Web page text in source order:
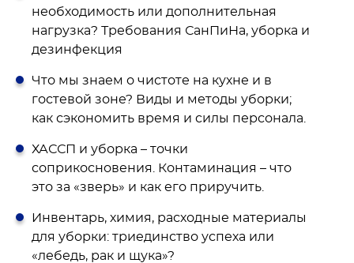
необходимость или дополнительная
нагрузка? Требования СанПиНа, уборка и
дезинфекция
Что мы знаем о чистоте на кухне и в
гостевой зоне? Виды и методы уборки;
как сэкономить время и силы персонала.
ХАССП и уборка – точки
соприкосновения. Контаминация – что
это за «зверь» и как его приручить.
Инвентарь, химия, расходные материалы
для уборки: триединство успеха или
«лебедь, рак и щука»?